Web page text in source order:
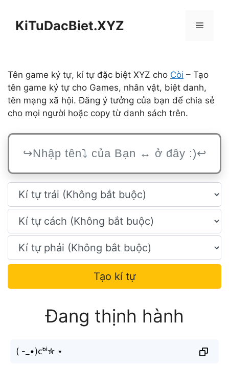
KiTuDacBiet.XYZ Menu
Tên game ký tự, kí tự đặc biệt XYZ cho Còi – Tạo
tên game ký tự cho Games, nhân vật, biệt danh,
tên mạng xã hội. Đăng ý tưởng của bạn để chia sẻ
cho mọi người hoặc copy từ danh sách trên.
Tạo kí tự
Đang thịnh hành
( -_•)ᴄᵒ̀ⁱ✮ ⋆